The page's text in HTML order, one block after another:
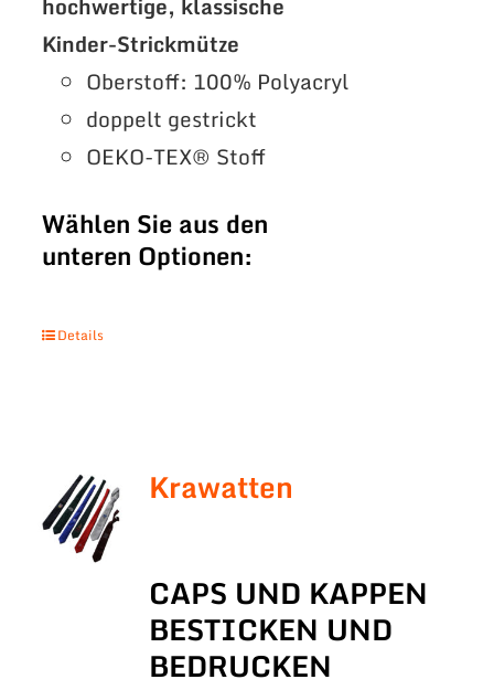
Kinder-Strickmütze
Oberstoff: 100% Polyacryl
doppelt gestrickt
OEKO-TEX® Stoff
Wählen Sie aus den
unteren Optionen:
Details
Krawatten
CAPS UND KAPPEN
BESTICKEN UND
BEDRUCKEN